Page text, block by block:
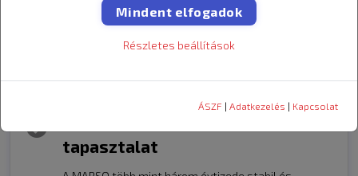
teljeskörű szolgáltatással
30 telephelyen várunk országszerte, ahol a
gumiszerviz mellett autószerviz szolgáltatásokat is
gumicserét, a műszaki karbantartást és a gyors
tapasztalat
Mindent elfogadok
Részletes beállítások
ÁSZF | Adatkezelés | Kapcsolat